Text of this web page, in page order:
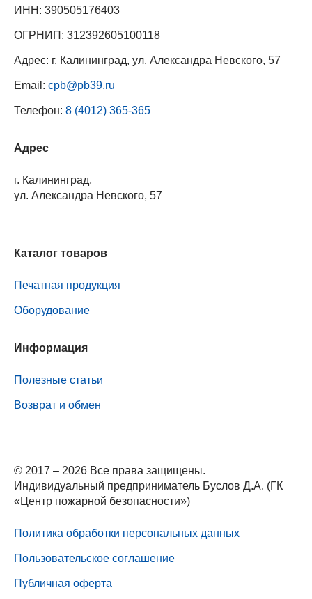
ИНН: 390505176403
ОГРНИП: 312392605100118
Адрес: г. Калининград, ул. Александра Невского, 57
Email: cpb@pb39.ru
Телефон: 8 (4012) 365-365
Адрес
г. Калининград,
ул. Александра Невского, 57
Каталог товаров
Печатная продукция
Оборудование
Информация
Полезные статьи
Возврат и обмен
© 2017 – 2026 Все права защищены.
Индивидуальный предприниматель Буслов Д.А. (ГК
«Центр пожарной безопасности»)
Политика обработки персональных данных
Пользовательское соглашение
Публичная оферта